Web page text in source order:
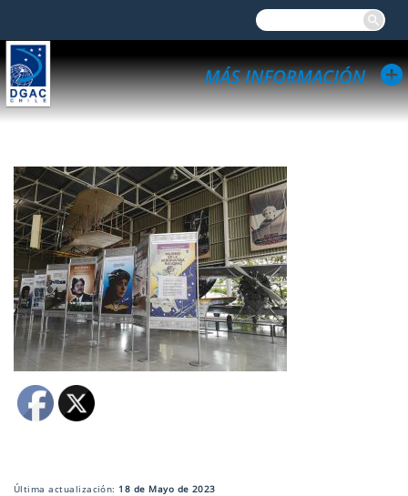
Última actualización: 18 de Mayo de 2023